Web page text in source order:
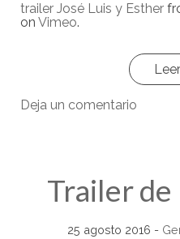
trailer José Luis y Esther
on Vimeo.
Deja un comentario
Trailer de
25 agosto 2016 -